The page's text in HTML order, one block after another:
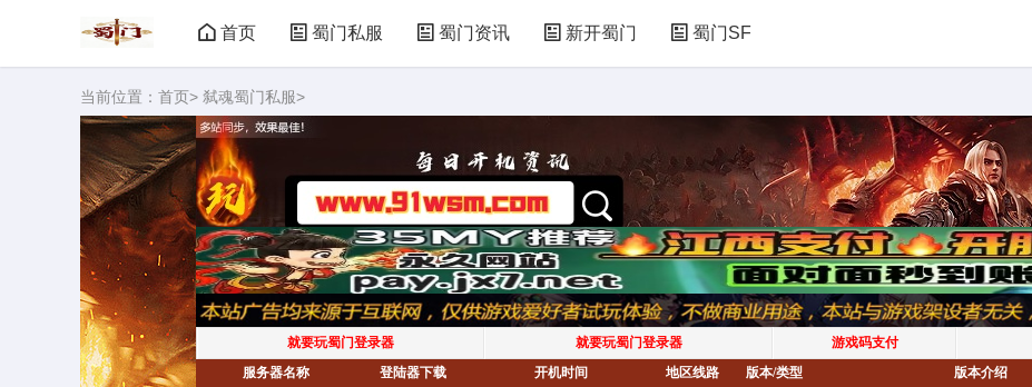
首页 蜀门私服 蜀门资讯 新开蜀门 蜀门SF
当前位置： 首页> 弑魂蜀门私服>